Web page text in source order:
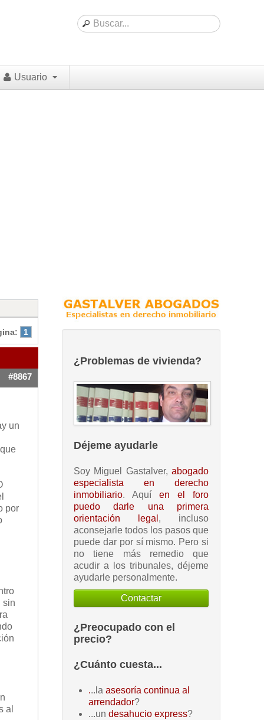
Usuario
1
#8867
un
por
sin
al
¿Problemas de vivienda?
Déjeme ayudarle
Soy Miguel Gastalver, abogado
especialista en derecho
inmobiliario. Aquí en el foro
puedo darle una primera
orientación legal , incluso
aconsejarle todos los pasos que
puede dar por sí mismo. Pero si
no tiene más remedio que
acudir a los tribunales, déjeme
ayudarle personalmente.
Contactar
¿Preocupado con el
precio?
¿Cuánto cuesta...
...la asesoría continua al
arrendador?
...un desahucio express?